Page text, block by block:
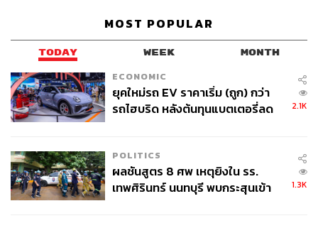
MOST POPULAR
TODAY WEEK MONTH
ECONOMIC
ยุคใหม่รถ EV ราคาเริ่ม (ถูก) กว่า
รถไฮบริด หลังต้นทุนแบตเตอรี่ลด
2.1K
POLITICS
ผลชันสูตร 8 ศพ เหตุยิงใน รร.
เทพศิรินทร์ นนทบุรี พบกระสุนเข้า
1.3K